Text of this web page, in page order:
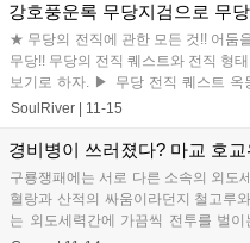
강호풍운록 무당지검으로 무
★ 무당의 전직에 관한 모든 것!! 어둠
무당!! 무당의 전직 퀘스트와 전직 형
보기로 하자. ▶ 무당 전직 퀘스트 옥
관련된 제룡행 퀘스...
SoulRiver 11-15
경비병이 쓰러졌다? 마교 호교
구룡쟁패에는 서로 다른 소속의 외도
혈랑과 산적의 싸움이라던지 철고루
는 외도세력간에 가끔씩 전투를 벌